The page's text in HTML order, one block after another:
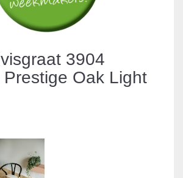
3904
Prestige Oak Light